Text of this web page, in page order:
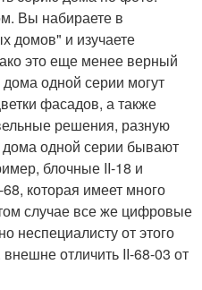
Вы набираете в
домов" и изучаете
это еще менее верный
одной серии могут
фасадов, а также
решения, разную
дома одной серии бывают
блочные II-18 и
которая имеет много
случае все же цифровые
неспециалисту от этого
отличить II-68-03 от